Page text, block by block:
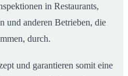
in Restaurants,
und anderen Betrieben, die
durch.
und garantieren somit eine